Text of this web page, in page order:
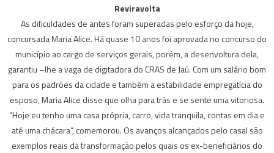
Reviravolta
As dificuldades de antes foram superadas pelo esforço da hoje,
concursada Maria Alice. Há quase 10 anos foi aprovada no concurso do
município ao cargo de serviços gerais, porém, a desenvoltura dela,
garantiu –lhe a vaga de digitadora do CRAS de Jaú. Com um salário bom
para os padrões da cidade e também a estabilidade empregatícia do
esposo, Maria Alice disse que olha para trás e se sente uma vitoriosa.
“Hoje eu tenho uma casa própria, carro, vida tranquila, contas em dia e
até uma chácara”, comemorou. Os avanços alcançados pelo casal são
exemplos reais da transformação pelos quais os ex-beneficiários do